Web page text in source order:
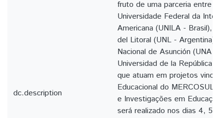
dc.description
fruto de uma parceria entre
Universidade Federal da
Americana (UNILA - Brasil),
del Litoral (UNL - Argentina),
Nacional de Asunción (UNA
Universidad de la República
que atuam em projetos
Educacional do
e Investigações em
será realizado nos dias 4, 5